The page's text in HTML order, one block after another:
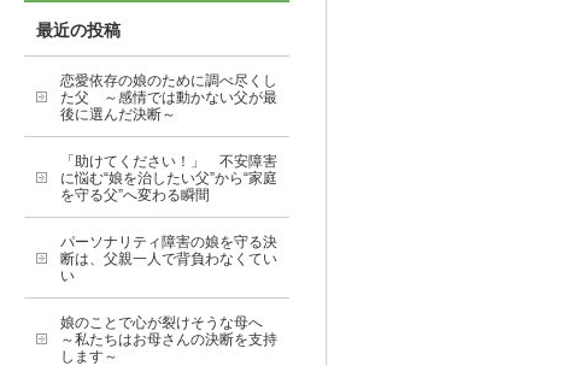
最近の投稿
恋愛依存の娘のために調べ尽くし
た父 ～感情では動かない父が最
後に選んだ決断～
「助けてください！」 不安障害
に悩む“娘を治したい父”から“家庭
を守る父”へ変わる瞬間
パーソナリティ障害の娘を守る決
断は、父親一人で背負わなくてい
い
娘のことで心が裂けそうな母へ
～私たちはお母さんの決断を支持
します～